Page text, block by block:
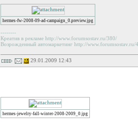
hermes-fw-2008-09-ad-campaign_0.preview.jpg
--------
Креатив в рекламе http://www.forumsostav.ru/380/
Возрожденный автомаркетинг http://www.forumsostav.ru/
29.01.2009 12:43
hermes-jewelry-fall-winter-2008-2009_0.jpg